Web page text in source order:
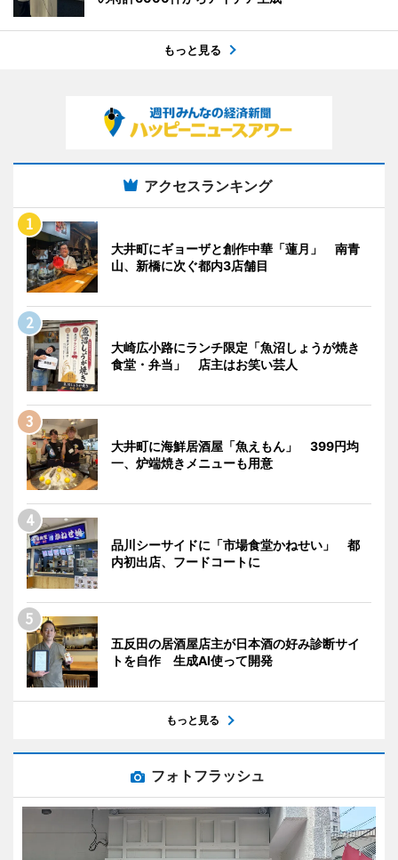
もっと見る
アクセスランキング
大井町にギョーザと創作中華「蓮月」 南青
山、新橋に次ぐ都内3店舗目
大崎広小路にランチ限定「魚沼しょうが焼き
食堂・弁当」 店主はお笑い芸人
大井町に海鮮居酒屋「魚えもん」 399円均
一、炉端焼きメニューも用意
品川シーサイドに「市場食堂かねせい」 都
内初出店、フードコートに
五反田の居酒屋店主が日本酒の好み診断サイ
トを自作 生成AI使って開発
もっと見る
フォトフラッシュ